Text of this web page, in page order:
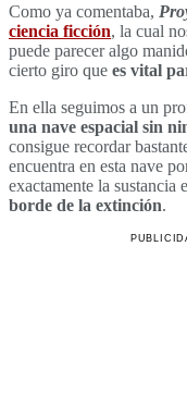
Como ya comentaba,
ciencia ficción, la cual
puede parecer algo
cierto giro que es vital
En ella seguimos a un
una nave espacial sin
consigue recordar
encuentra en esta nave
exactamente la sustancia
borde de la extinción.